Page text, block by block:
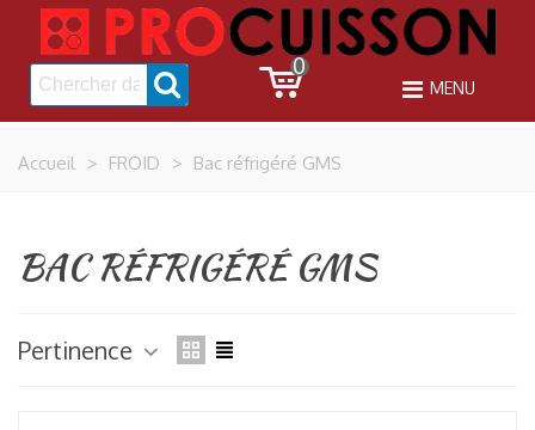
0
MENU
Accueil > FROID > Bac réfrigéré GMS
BAC RÉFRIGÉRÉ GMS
Pertinence